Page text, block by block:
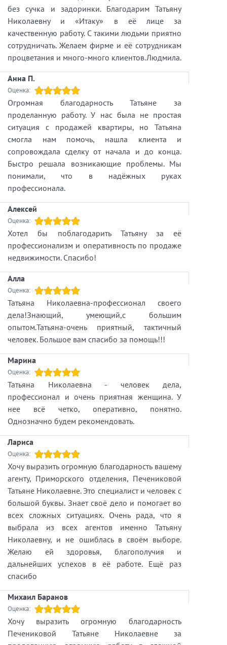
без сучка и задоринки. Благодарим Татьяну
Николаевну и «Итаку» в её лице за
качественную работу. С такими людьми приятно
сотрудничать. Желаем фирме и её сотрудникам
процветания и много-много клиентов.Людмила.
Анна П.
Оценка:
Огромная благодарность Татьяне за
проделанную работу. У нас была не простая
ситуация с продажей квартиры, но Татьяна
смогла нам помочь, нашла клиента и
сопровождала сделку от начала и до конца.
Быстро решала возникающие проблемы. Мы
понимали, что в надёжных руках
профессионала.
Алексей
Оценка:
Хотел бы поблагодарить Татьяну за её
профессионализм и оперативность по продаже
недвижимости. Спасибо!
Алла
Оценка:
Татьяна Николаевна-профессионал своего
дела!Знающий, умеющий,с большим
опытом.Татьяна-очень приятный, тактичный
человек. Большое вам спасибо за помощь!!!
Марина
Оценка:
Татьяна Николаевна - человек дела,
профессионал и очень приятная женщина. У
нее всё четко, оперативно, понятно.
Однозначно будем рекомендовать.
Лариса
Оценка:
Хочу выразить огромную благодарность вашему
агенту, Приморского отделения, Печениковой
Татьяне Николаевне. Это специалист и человек с
большой буквы. Знает своё дело и помогает во
всех сложных ситуациях. Очень рада, что я
выбрала из всех агентов именно Татьяну
Николаевну, и не ошиблась в своём выборе.
Желаю ей здоровья, благополучия и
дальнейших успехов в её работе. Ещё раз
спасибо
Михаил Баранов
Оценка:
Хочу выразить огромную благодарность
Печениковой Татьяне Николаевне за